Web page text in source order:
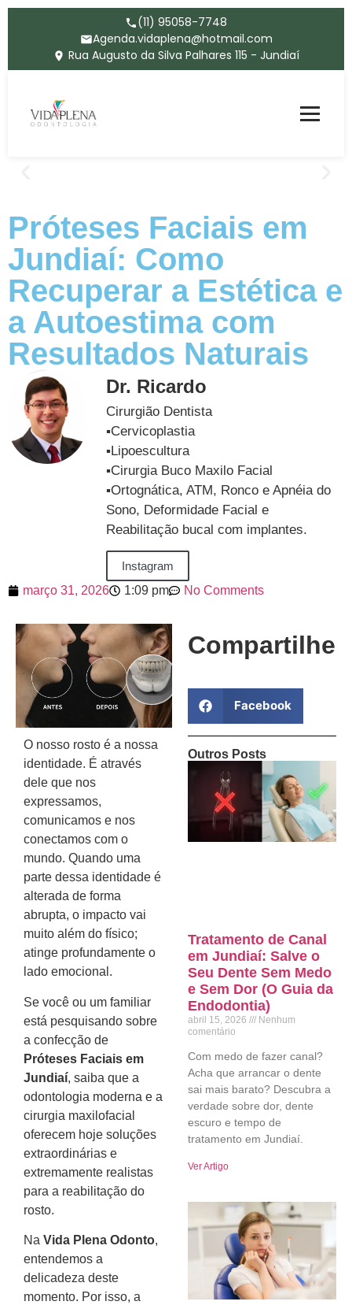
(11) 95058-7748
Agenda.vidaplena@hotmail.com
Rua Augusto da Silva Palhares 115 - Jundiaí
Próteses Faciais em
Jundiaí: Como
Recuperar a Estética e
a Autoestima com
Resultados Naturais
Dr. Ricardo
Cirurgião Dentista
▪️Cervicoplastia
▪️Lipoescultura
▪️Cirurgia Buco Maxilo Facial
▪️Ortognática, ATM, Ronco e Apnéia do
Sono, Deformidade Facial e
Reabilitação bucal com implantes.
Instagram
março 31, 2026
1:09 pm No Comments
O nosso rosto é a nossa
identidade. É através
dele que nos
expressamos,
comunicamos e nos
conectamos com o
mundo. Quando uma
parte dessa identidade é
alterada de forma
abrupta, o impacto vai
muito além do físico;
atinge profundamente o
lado emocional.
Se você ou um familiar
está pesquisando sobre
a confecção de
Próteses Faciais em
Jundiaí, saiba que a
odontologia moderna e a
cirurgia maxilofacial
oferecem hoje soluções
extraordinárias e
extremamente realistas
para a reabilitação do
rosto.
Na Vida Plena Odonto,
entendemos a
delicadeza deste
momento. Por isso, a
Compartilhe
Facebook
Outros Posts
Tratamento de Canal
em Jundiaí: Salve o
Seu Dente Sem Medo
e Sem Dor (O Guia da
Endodontia)
abril 15, 2026
Nenhum
comentário
Com medo de fazer canal?
Acha que arrancar o dente
sai mais barato? Descubra a
verdade sobre dor, dente
escuro e tempo de
tratamento em Jundiaí.
Ver Artigo